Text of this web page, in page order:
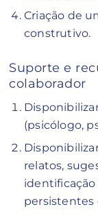
Criação de
construtivo.
Suporte e
colaborador
(psicólogo,
relatos,
identificação
persistentes